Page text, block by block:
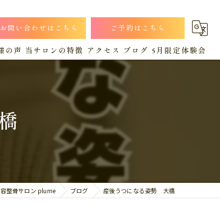
お問い合わせはこちら ご予約はこちら
の声 当サロンの特徴 アクセス
漫画特集
ブログ 5月限定体験会
整骨サロン plume ブログ 産後うつになる姿勢 大橋